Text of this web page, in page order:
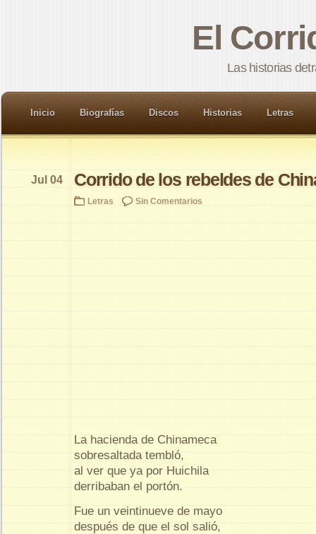
El
Las historias
Inicio Biografías Discos Historias Letras
Corrido de los rebeldes de
Jul 04
Letras Sin Comentarios
La hacienda de Chinameca
sobresaltada tembló,
al ver que ya por Huichila
derribaban el portón.
Fue un veintinueve de mayo
después de que el sol salió,